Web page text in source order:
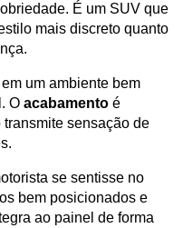
É um SUV que
mais discreto quanto
um ambiente bem
O acabamento é
sensação de
se sentisse no
bem posicionados e
ao painel de forma